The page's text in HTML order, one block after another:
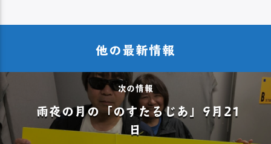
他の最新情報
次の情報
雨夜の月の「のすたるじあ」9月21
日